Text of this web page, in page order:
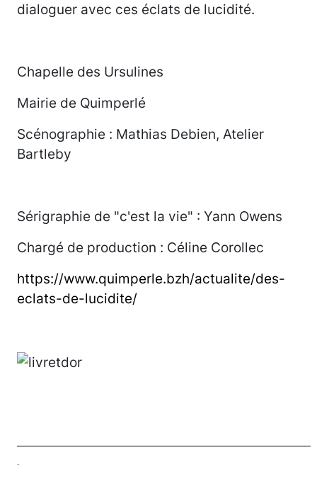
dialoguer avec ces éclats de lucidité.
Chapelle des Ursulines
Mairie de Quimperlé
Scénographie : Mathias Debien, Atelier
Bartleby
Sérigraphie de "c'est la vie" : Yann Owens
Chargé de production : Céline Corollec
https://www.quimperle.bzh/actualite/des-
eclats-de-lucidite/
.